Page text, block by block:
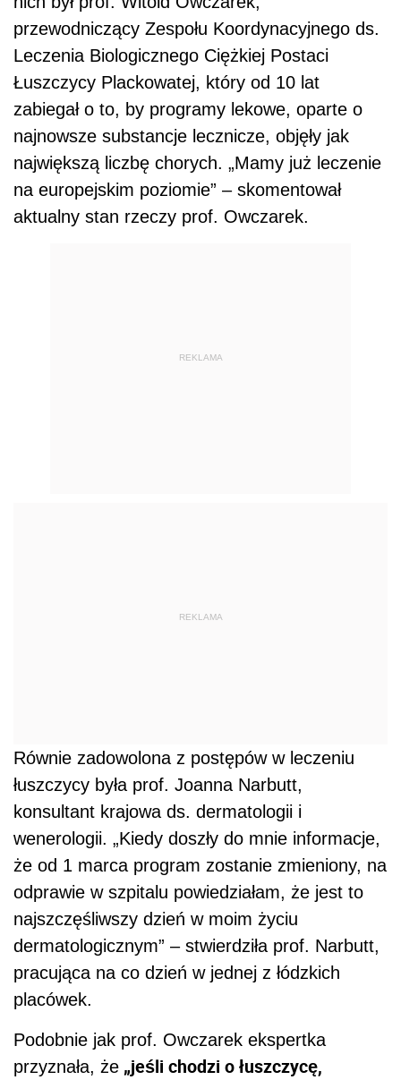
przewodniczący Zespołu Koordynacyjnego ds.
Leczenia Biologicznego Ciężkiej Postaci
Łuszczycy Plackowatej, który od 10 lat
zabiegał o to, by programy lekowe, oparte o
najnowsze substancje lecznicze, objęły jak
największą liczbę chorych. „Mamy już leczenie
na europejskim poziomie” – skomentował
aktualny stan rzeczy prof. Owczarek.
REKLAMA
REKLAMA
Równie zadowolona z postępów w leczeniu
łuszczycy była prof. Joanna Narbutt,
konsultant krajowa ds. dermatologii i
wenerologii. „Kiedy doszły do mnie informacje,
że od 1 marca program zostanie zmieniony, na
odprawie w szpitalu powiedziałam, że jest to
najszczęśliwszy dzień w moim życiu
dermatologicznym” – stwierdziła prof. Narbutt,
pracująca na co dzień w jednej z łódzkich
placówek.
Podobnie jak prof. Owczarek ekspertka
przyznała, że „jeśli chodzi o łuszczycę,